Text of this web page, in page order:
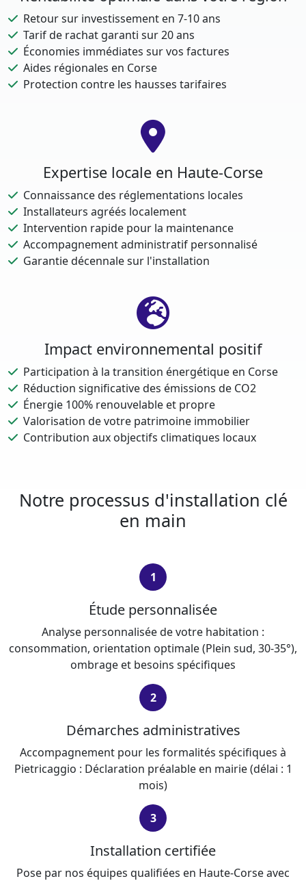
Retour sur investissement en 7-10 ans
Tarif de rachat garanti sur 20 ans
Économies immédiates sur vos factures
Aides régionales en Corse
Protection contre les hausses tarifaires
Expertise locale en Haute-Corse
Connaissance des réglementations locales
Installateurs agréés localement
Intervention rapide pour la maintenance
Accompagnement administratif personnalisé
Garantie décennale sur l'installation
Impact environnemental positif
Participation à la transition énergétique en Corse
Réduction significative des émissions de CO2
Énergie 100% renouvelable et propre
Valorisation de votre patrimoine immobilier
Contribution aux objectifs climatiques locaux
Notre processus d'installation clé
en main
1
Étude personnalisée
Analyse personnalisée de votre habitation :
consommation, orientation optimale (Plein sud, 30-35°),
ombrage et besoins spécifiques
2
Démarches administratives
Accompagnement pour les formalités spécifiques à
Pietricaggio : Déclaration préalable en mairie (délai : 1
mois)
3
Installation certifiée
Pose par nos équipes qualifiées en Haute-Corse avec